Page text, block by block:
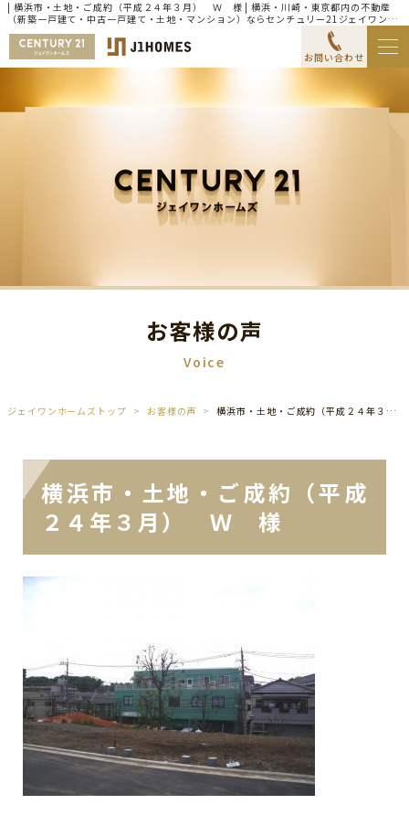
| 横浜市・土地・ご成約（平成２４年３月） Ｗ 様 | 横浜・川崎・東京都内の不動産
（新築一戸建て・中古一戸建て・土地・マンション）ならセンチュリー21ジェイワンホ
ームズ
お問い合わせ
お客様の声
Voice
ジェイワンホームズトップ お客様の声 横浜市・土地・ご成約（平成２４年３月） Ｗ 様
横浜市・土地・ご成約（平成
２４年３月） Ｗ 様